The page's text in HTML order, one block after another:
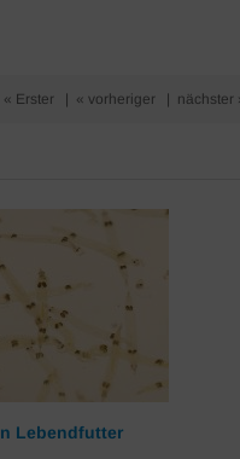
« Erster « vorheriger nächster
Lebendfutter